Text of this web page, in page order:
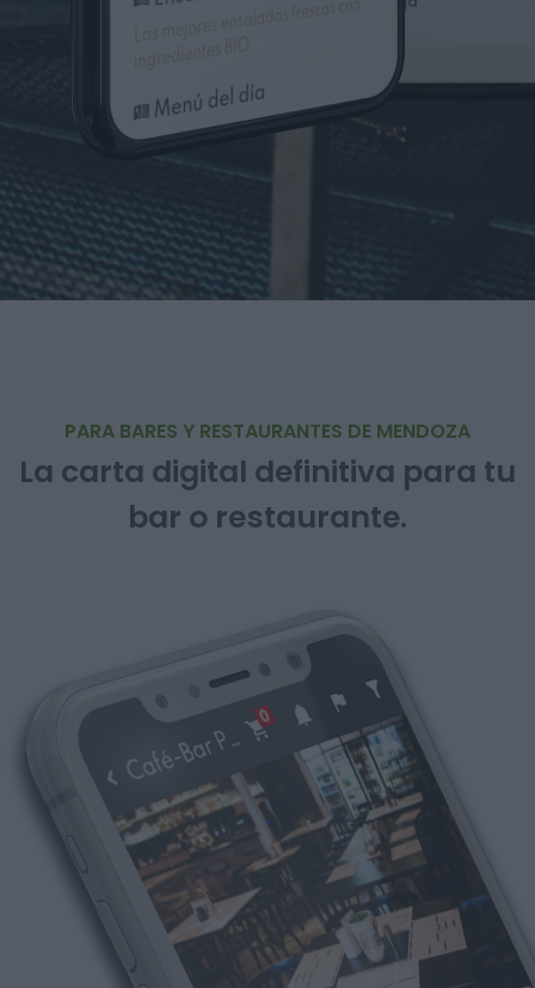
PARA BARES Y RESTAURANTES DE MENDOZA
La carta digital definitiva para tu
bar o restaurante.